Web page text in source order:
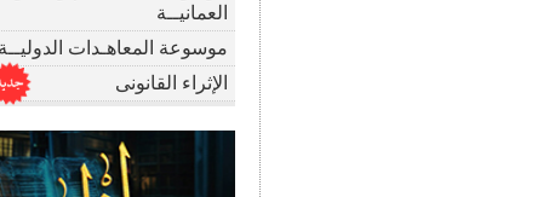
العمانيــة
موسوعة المعاهـدات الدوليــة
الإثراء القانونى